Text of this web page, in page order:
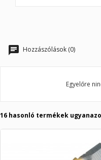
Hozzászólások (0)
Egyelőre
16 hasonló termékek